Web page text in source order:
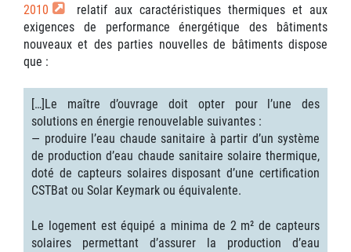
2010
relatif aux caractéristiques thermiques et aux
exigences de performance énergétique des bâtiments
nouveaux et des parties nouvelles de bâtiments dispose
que :
[…]Le maître d’ouvrage doit opter pour l’une des
solutions en énergie renouvelable suivantes :
― produire l’eau chaude sanitaire à partir d’un système
de production d’eau chaude sanitaire solaire thermique,
doté de capteurs solaires disposant d’une certification
CSTBat ou Solar Keymark ou équivalente.
Le logement est équipé a minima de 2 m² de capteurs
solaires permettant d’assurer la production d’eau